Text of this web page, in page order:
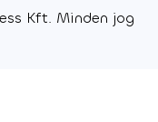
Kft. Minden jog